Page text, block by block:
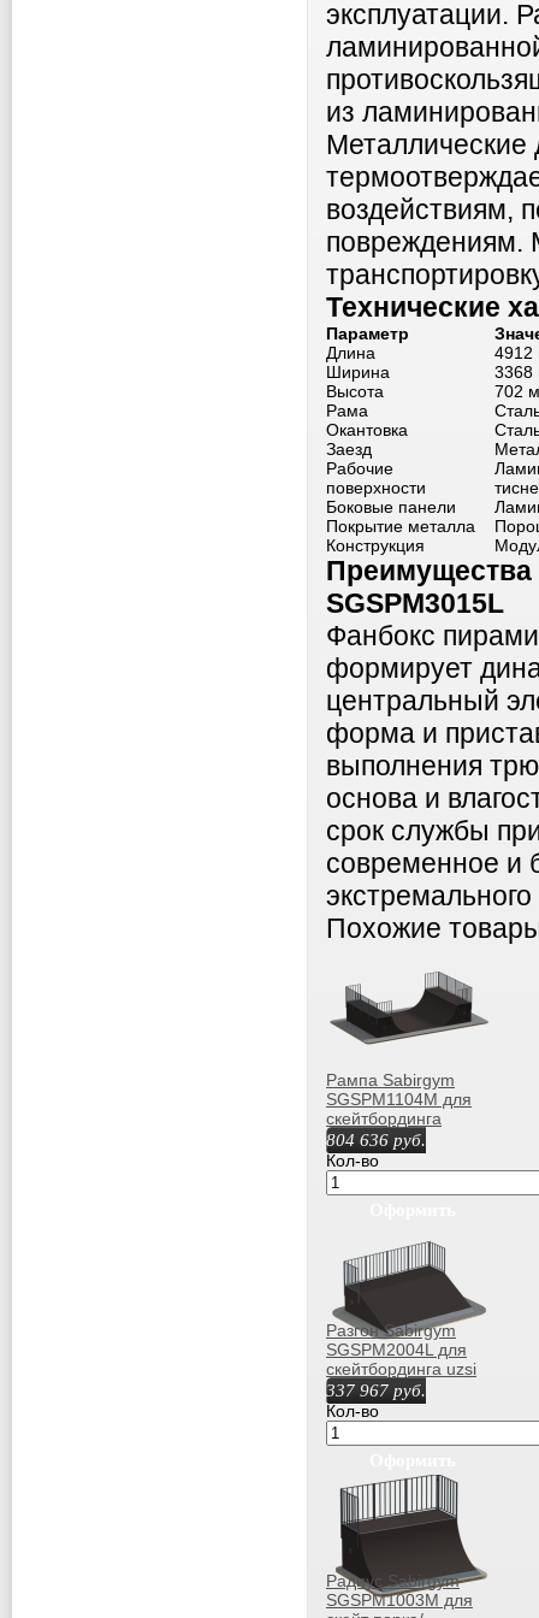
эксплуатации.
из
воздействиям,
повреждениям.
Технические
Параметр
Длина
Ширина
Высота
702
Рама
Окантовка
Заезд
Рабочие
поверхности
Боковые панели
Покрытие металла
Конструкция
Преимущества
SGSPM3015L
Фанбокс
формирует
центральный
форма и
выполнения
основа и
срок службы
современное и
экстремального
Похожие
Рампа Sabirgym
SGSPM1104М для
скейтбординга
804 636 руб.
Кол-во
покупку
Разгон Sabirgym
SGSPM2004L для
скейтбординга uzsi
337 967 руб.
Кол-во
покупку
Радиус Sabirgym
SGSPM1003М для